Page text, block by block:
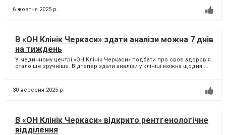
6 жовтня 2025 р.
В «ОН Клінік Черкаси» здати аналізи можна 7 днів
на тиждень
У медичному центрі «ОН Клінік Черкаси» подбати про своє здоров’я
стало ще зручніше. Відтепер здати аналізи у клініці можна щодня,...
30 вересня 2025 р.
В «ОН Клінік Черкаси» відкрито рентгенологічне
відділення